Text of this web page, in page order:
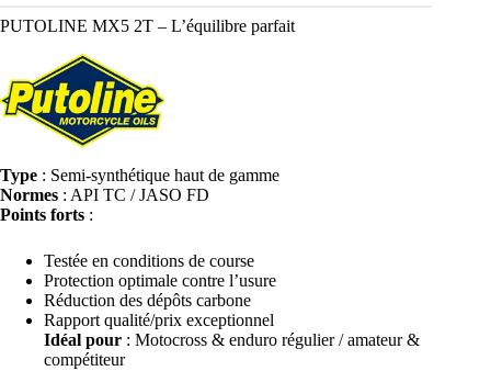
PUTOLINE MX5 2T – L’équilibre parfait
Type : Semi-synthétique haut de gamme
Normes : API TC / JASO FD
Points forts :
Testée en conditions de course
Protection optimale contre l’usure
Réduction des dépôts carbone
Rapport qualité/prix exceptionnel
Idéal pour : Motocross & enduro régulier / amateur &
compétiteur